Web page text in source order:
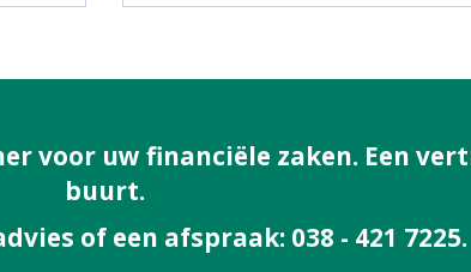
voor uw financiële zaken. Een
buurt.
of een afspraak: 038 - 421 7225.